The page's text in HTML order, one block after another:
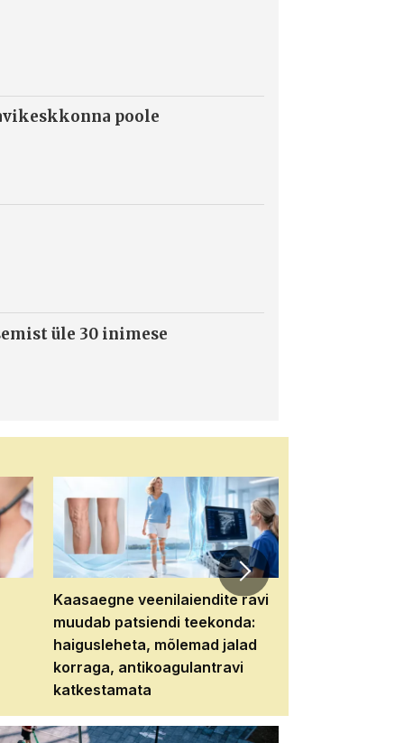
poole
üle 30 inimese
Kaasaegne veenilaiendite ravi
muudab patsiendi teekonda:
haigusleheta, mõlemad jalad
korraga, antikoagulantravi
katkestamata